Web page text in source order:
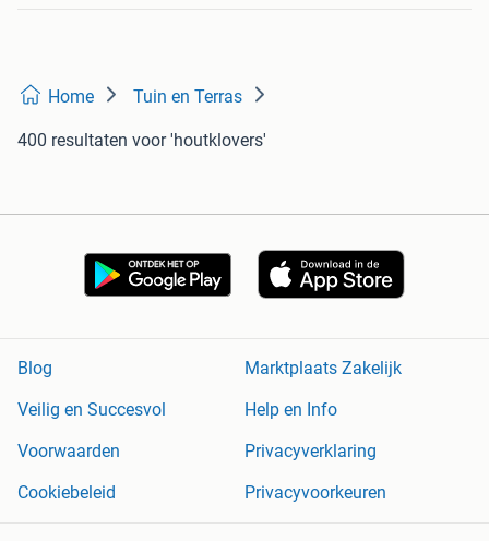
Home Tuin en Terras
400 resultaten voor 'houtklovers'
Blog
Marktplaats Zakelijk
Veilig en Succesvol
Help en Info
Voorwaarden
Privacyverklaring
Cookiebeleid
Privacyvoorkeuren